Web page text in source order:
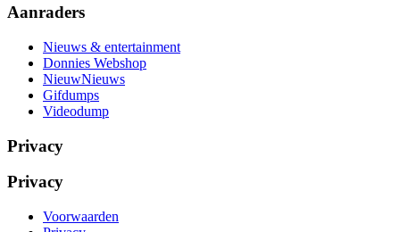
Aanraders
Nieuws & entertainment
Donnies Webshop
NieuwNieuws
Gifdumps
Videodump
Privacy
Privacy
Voorwaarden